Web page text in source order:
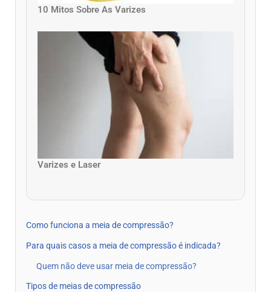
10 Mitos Sobre As Varizes
Varizes e Laser
Como funciona a meia de compressão?
Para quais casos a meia de compressão é indicada?
Quem não deve usar meia de compressão?
Tipos de meias de compressão